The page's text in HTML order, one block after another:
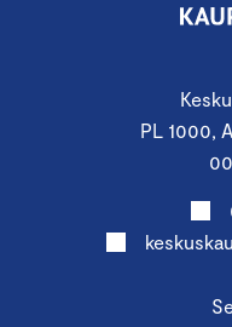
PL 1000,